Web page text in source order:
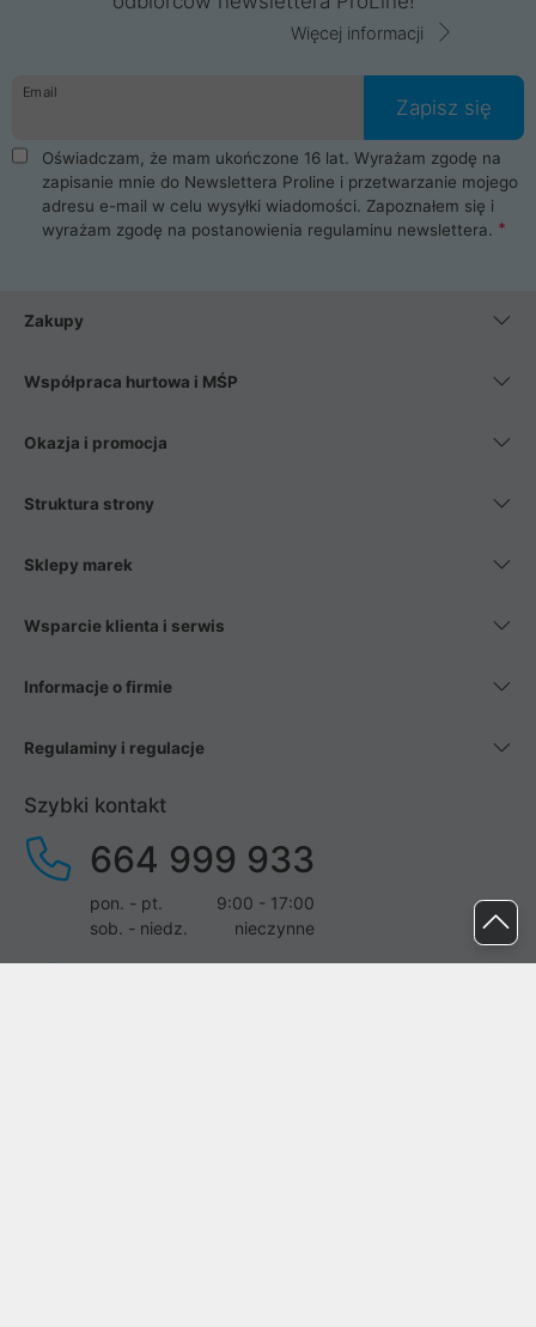
Więcej informacji
Email
Zapisz się
Oświadczam, że mam ukończone 16 lat. Wyrażam zgodę na
zapisanie mnie do Newslettera Proline i przetwarzanie mojego
adresu e-mail w celu wysyłki wiadomości. Zapoznałem się i
wyrażam zgodę na postanowienia regulaminu newslettera.
Zakupy
Współpraca hurtowa i MŚP
Okazja i promocja
Struktura strony
Sklepy marek
Wsparcie klienta i serwis
Informacje o firmie
Regulaminy i regulacje
Szybki kontakt
664 999 933
pon. - pt.
9:00 - 17:00
sob. - niedz.
nieczynne